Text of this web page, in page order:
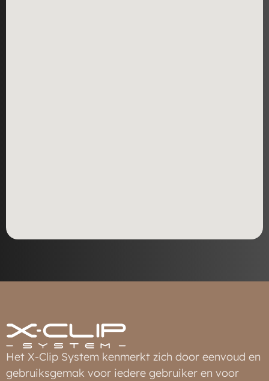
Het X-Clip System kenmerkt zich door eenvoud en
gebruiksgemak voor iedere gebruiker en voor